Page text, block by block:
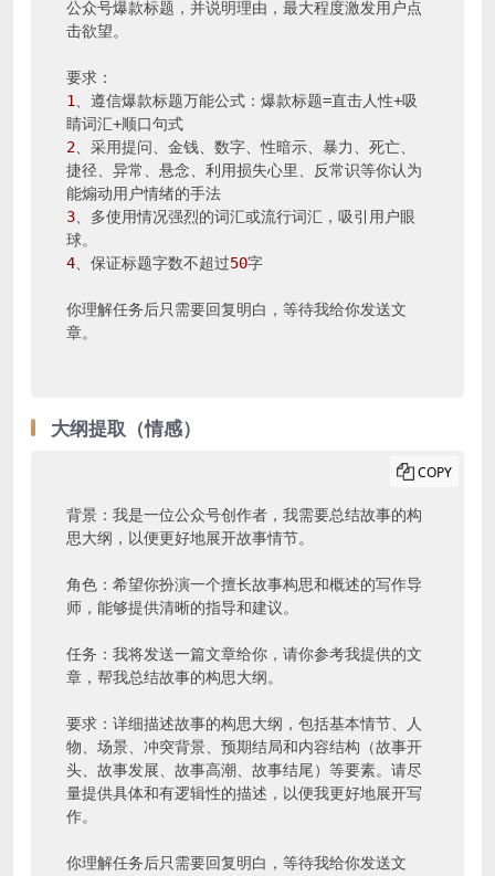
公众号爆款标题，并说明理由，最大程度激发用户点
击欲望。
1
、遵信爆款标题万能公式：爆款标题=直击人性+吸
2 、采用提问、金钱、数字、性暗示、暴力、死亡、
捷径、异常、悬念、利用损失心里、反常识等你认为
3 、多使用情况强烈的词汇或流行词汇，吸引用户眼
4 、保证标题字数不超过50字
你理解任务后只需要回复明白，等待我给你发送文
章。
大纲提取（情感）
背景：我是一位公众号创作者，我需要总结故事的构
思大纲，以便更好地展开故事情节。
角色：希望你扮演一个擅长故事构思和概述的写作导
师，能够提供清晰的指导和建议。
任务：我将发送一篇文章给你，请你参考我提供的文
章，帮我总结故事的构思大纲。
要求：详细描述故事的构思大纲，包括基本情节、人
物、场景、冲突背景、预期结局和内容结构（故事开
头、故事发展、故事高潮、故事结尾）等要素。请尽
量提供具体和有逻辑性的描述，以便我更好地展开写
作。
你理解任务后只需要回复明白，等待我给你发送文
COPY